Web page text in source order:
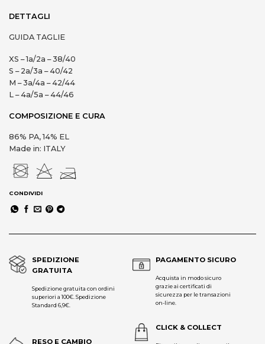
DETTAGLI
GUIDA TAGLIE
XS – 1a/2a – 38/40
S – 2a/3a – 40/42
M – 3a/4a – 42/44
L – 4a/5a – 44/46
COMPOSIZIONE E CURA
86% PA, 14% EL
Made in: ITALY
CONDIVIDI
SPEDIZIONE
GRATUITA
Spedizione gratuita con ordini
superiori a 100€. Spedizione
Standard 6,9€.
RESO E CAMBIO
PAGAMENTO SICURO
Acquista in modo sicuro
grazie ai certificati di
sicurezza per le transazioni
on-line.
CLICK & COLLECT